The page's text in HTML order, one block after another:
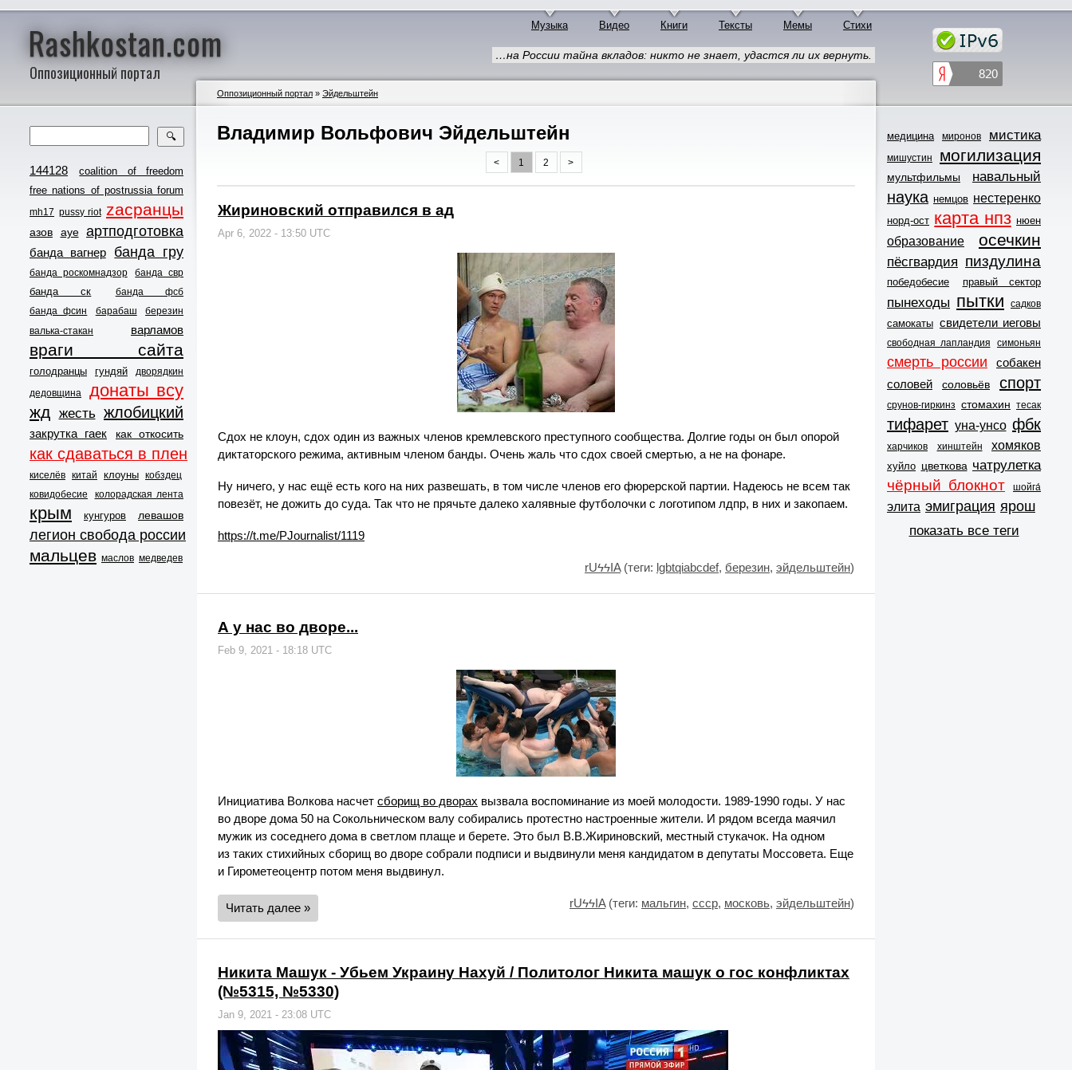
Rashkostan.com
Оппозиционный портал
Музыка Видео Книги Тексты Мемы Стихи
🔍
144128
coalition of freedom
free nations of postrussia forum
mh17 pussy riot zасранцы
азов ауе артподготовка
банда вагнер банда гру
банда роскомнадзор банда свр
банда ск
банда фсб
банда фсин
барабаш
березин
валька-стакан
варламов
враги сайта
голодранцы гундяй
дворядкин
дедовщина
донаты всу
жд жесть жлобицкий
закрутка гаек как откосить
как сдаваться в плен
киселёв китай клоуны кобздец
ковидобесие
колорадская лента
крым кунгуров левашов
легион свобода россии
мальцев маслов медведев
…на России тайна вкладов: никто не знает, удастся ли их вернуть.
Оппозиционный портал » Эйдельштейн
Владимир Вольфович Эйдельштейн
< 1 2 >
Жириновский отправился в ад
Apr 6, 2022 - 13:50 UTC
Сдох не клоун, сдох один из важных членов кремлевского преступного сообщества. Долгие годы он был опорой
диктаторского режима, активным членом банды. Очень жаль что сдох своей смертью, а не на фонаре.
Ну ничего, у нас ещё есть кого на них развешать, в том числе членов его фюрерской партии. Надеюсь не всем так
повезёт, не дожить до суда. Так что не прячьте далеко халявные футболочки с логотипом лдпр, в них и закопаем.
https://t.me/PJournalist/1119
rUϟϟIA(теги: lgbtqiabcdef, березин, эйдельштейн)
А у нас во дворе...
Feb 9, 2021 - 18:18 UTC
Инициатива Волкова насчет сборищ во дворах вызвала воспоминание из моей молодости. 1989-1990 годы. У нас
во дворе дома 50 на Сокольническом валу собирались протестно настроенные жители. И рядом всегда маячил
мужик из соседнего дома в светлом плаще и берете. Это был В.В.Жириновский, местный стукачок. На одном
из таких стихийных сборищ во дворе собрали подписи и выдвинули меня кандидатом в депутаты Моссовета. Еще
и Гирометеоцентр потом меня выдвинул.
Читать далее » rUϟϟIA(теги: мальгин, ссср, московь, эйдельштейн)
Никита Машук - Убьем Украину Нахуй / Политолог Никита машук о гос конфликтах
(№5315, №5330)
Jan 9, 2021 - 23:08 UTC
медицина миронов мистика
мишустин могилизация
мультфильмы навальный
наука немцов нестеренко
норд-ост карта нпз нюен
образование осечкин
пёсгвардия пиздулина
победобесие правый сектор
пынеходы пытки садков
самокаты свидетели иеговы
свободная лапландия симоньян
смерть россии
собакен
соловей
соловьёв спорт
срунов-гиркинз стомахин тесак
тифарет уна-унсо фбк
харчиков хинштейн хомяков
хуйло цветкова чатрулетка
чёрный блокнот шойга́
элита эмиграция ярош
показать все теги